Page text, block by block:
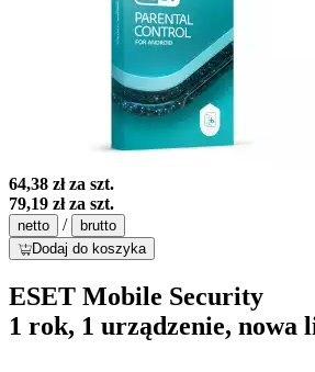
64,38 złza szt.
79,19 złza szt.
netto /
brutto
Dodaj do koszyka
ESET Mobile Security
1 rok, 1 urządzenie, nowa